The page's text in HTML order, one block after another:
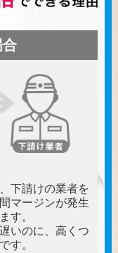
下請けの業者を
マージンが発生
す。
いのに、高くつ
す。